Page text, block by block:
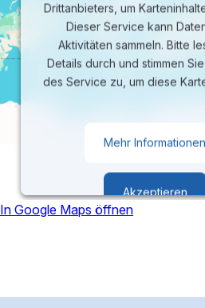
Drittanbieters, um
Dieser Service kann
Aktivitäten sammeln. Bitte
Details durch und stimmen
des Service zu, um diese
Mehr Informationen
Akzeptieren
In Google Maps öffnen